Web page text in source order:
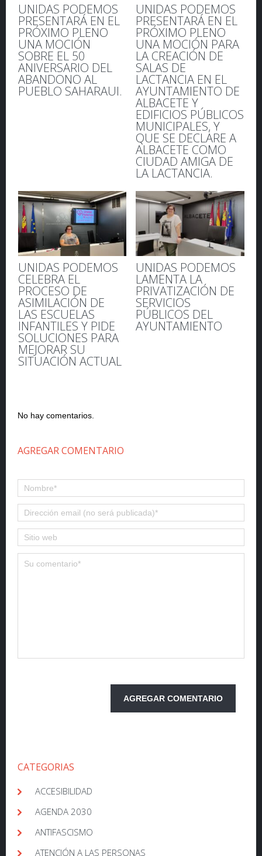
UNIDAS PODEMOS
PRESENTARÁ EN EL
PRÓXIMO PLENO
UNA MOCIÓN
SOBRE EL 50
ANIVERSARIO DEL
ABANDONO AL
PUEBLO SAHARAUI.
UNIDAS PODEMOS
PRESENTARÁ EN EL
PRÓXIMO PLENO
UNA MOCIÓN PARA
LA CREACIÓN DE
SALAS DE
LACTANCIA EN EL
AYUNTAMIENTO DE
ALBACETE Y
EDIFICIOS PÚBLICOS
MUNICIPALES, Y
QUE SE DECLARE A
ALBACETE COMO
CIUDAD AMIGA DE
LA LACTANCIA.
UNIDAS PODEMOS
CELEBRA EL
PROCESO DE
ASIMILACIÓN DE
LAS ESCUELAS
INFANTILES Y PIDE
SOLUCIONES PARA
MEJORAR SU
SITUACIÓN ACTUAL
UNIDAS PODEMOS
LAMENTA LA
PRIVATIZACIÓN DE
SERVICIOS
PÚBLICOS DEL
AYUNTAMIENTO
No hay comentarios.
AGREGAR COMENTARIO
CATEGORIAS
ACCESIBILIDAD
AGENDA 2030
ANTIFASCISMO
ATENCIÓN A LAS PERSONAS